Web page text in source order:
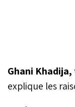
Ghani
explique les